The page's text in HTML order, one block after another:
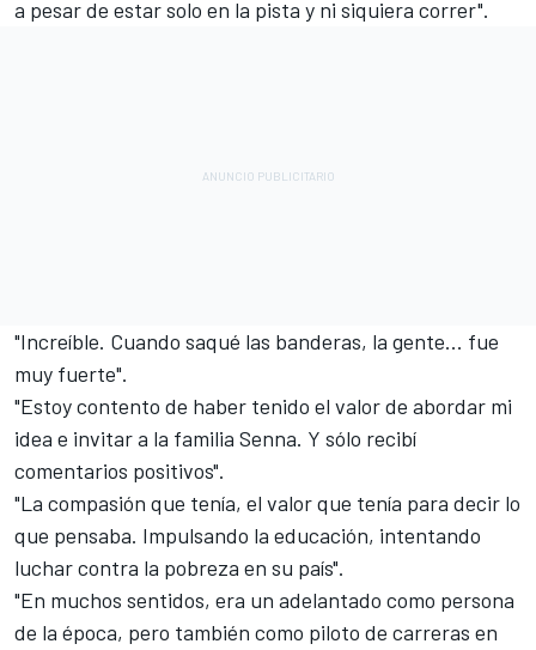
a pesar de estar solo en la pista y ni siquiera correr".
"Increíble. Cuando saqué las banderas, la gente... fue
muy fuerte".
"Estoy contento de haber tenido el valor de abordar mi
idea e invitar a la familia Senna. Y sólo recibí
comentarios positivos".
"La compasión que tenía, el valor que tenía para decir lo
que pensaba. Impulsando la educación, intentando
luchar contra la pobreza en su país".
"En muchos sentidos, era un adelantado como persona
de la época, pero también como piloto de carreras en